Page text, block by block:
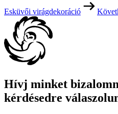
Esküvői virágdekoráció
Hívj minket
kérdésedre